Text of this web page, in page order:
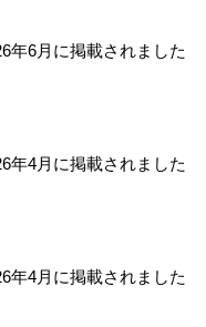
年6月に掲載されました
年4月に掲載されました
年4月に掲載されました